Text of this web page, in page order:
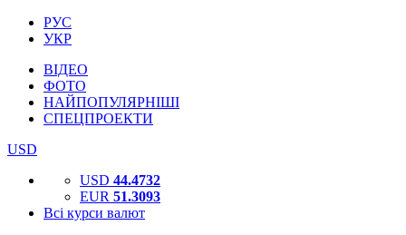
РУС
УКР
ВІДЕО
ФОТО
НАЙПОПУЛЯРНІШІ
СПЕЦПРОЕКТИ
USD
USD 44.4732
EUR 51.3093
Всі курси валют